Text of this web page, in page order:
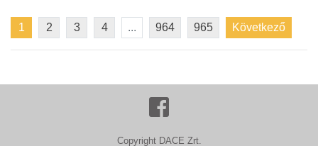
1 2 3 4 ... 964 965 Következő
Copyright DACE Zrt.